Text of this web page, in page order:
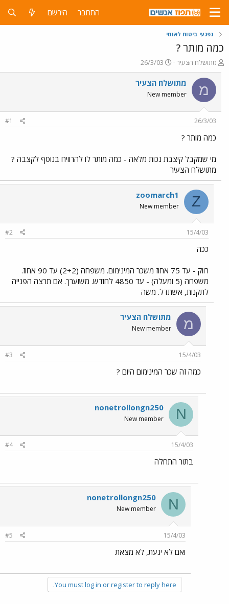
התחבר הירשם
נפגעי ביטוח לאומי
כמה מותר ?
פ
ו
ת
ח
ה
ש
א
מתושלח הצעיר
פ
ו
ר
ם
26/3/03
מ מתושלח הצעיר
New member
26/3/03
#1
כמה מותר ?
מי שמקבל קיצבת נכות מלאה - כמה מותר לו להרוויח בנוסף לקצבה ?
מתושלח הצעיר
Z
zoomarch1
New member
15/4/03
#2
ככה
רווק - עד 75 אחוז משכר המינימום. משפחה (2+2) עד 90 אחוז.
משפחה (5 ומעלה) - עד 4850 לחודש. משוערך. אם תרצה הפנייה
לתקנות, אשתדל. משה
מ מתושלח הצעיר
New member
15/4/03
#3
כמה זה שכר המינימום היום ?
N
nonetrollongn250
New member
15/4/03
#4
בתור התחלה
N
nonetrollongn250
New member
15/4/03
#5
ואם לא יגעת, לא מצאת
You must log in or register to reply here.